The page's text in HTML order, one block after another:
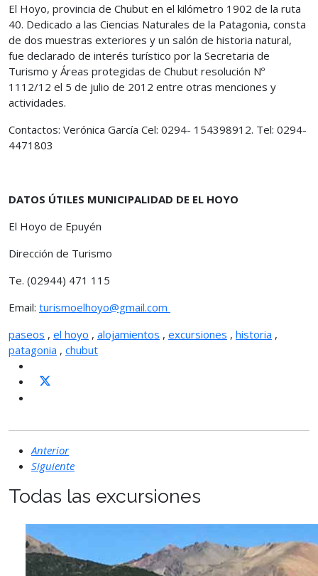
El Hoyo, provincia de Chubut en el kilómetro 1902 de la ruta
40. Dedicado a las Ciencias Naturales de la Patagonia, consta
de dos muestras exteriores y un salón de historia natural,
fue declarado de interés turístico por la Secretaria de
Turismo y Áreas protegidas de Chubut resolución Nº
1112/12 el 5 de julio de 2012 entre otras menciones y
actividades.
Contactos: Verónica García Cel: 0294- 154398912. Tel: 0294-
4471803
DATOS ÚTILES MUNICIPALIDAD DE EL HOYO
El Hoyo de Epuyén
Dirección de Turismo
Te. (02944) 471 115
Email: turismoelhoyo@gmail.com
paseos , el hoyo , alojamientos , excursiones , historia ,
patagonia , chubut
Anterior
Siguiente
Todas las excursiones